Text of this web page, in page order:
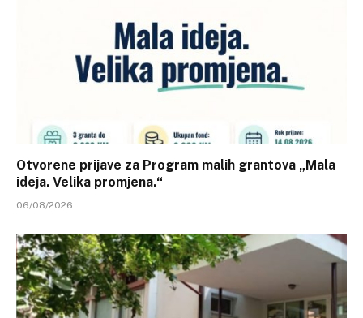
Otvorene prijave za Program malih grantova „Mala
ideja. Velika promjena.“
06/08/2026